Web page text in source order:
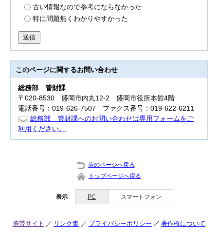
古い情報なので参考にならなかった
特に問題無くわかりやすかった
送信
このページに関するお問い合わせ
総務部管財課
〒020-8530 盛岡市内丸12-2 盛岡市役所本館4階
電話番号：019-626-7507 ファクス番号：019-622-6211
総務部 管財課へのお問い合わせは専用フォームをご
利用ください。
前のページへ戻る
トップページへ戻る
表示 PC スマートフォン
携帯サイト リンク集 プライバシーポリシー 著作権について